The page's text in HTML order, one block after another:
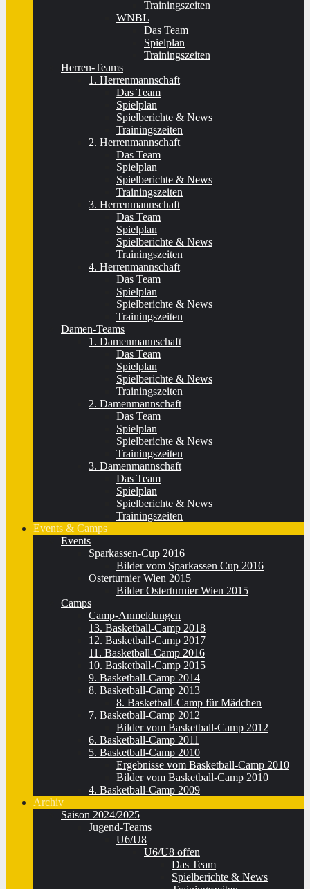
Trainingszeiten
WNBL
Das Team
Spielplan
Trainingszeiten
Herren-Teams
1. Herrenmannschaft
Das Team
Spielplan
Spielberichte & News
Trainingszeiten
2. Herrenmannschaft
Das Team
Spielplan
Spielberichte & News
Trainingszeiten
3. Herrenmannschaft
Das Team
Spielplan
Spielberichte & News
Trainingszeiten
4. Herrenmannschaft
Das Team
Spielplan
Spielberichte & News
Trainingszeiten
Damen-Teams
1. Damenmannschaft
Das Team
Spielplan
Spielberichte & News
Trainingszeiten
2. Damenmannschaft
Das Team
Spielplan
Spielberichte & News
Trainingszeiten
3. Damenmannschaft
Das Team
Spielplan
Spielberichte & News
Trainingszeiten
Events & Camps
Events
Sparkassen-Cup 2016
Bilder vom Sparkassen Cup 2016
Osterturnier Wien 2015
Bilder Osterturnier Wien 2015
Camps
Camp-Anmeldungen
13. Basketball-Camp 2018
12. Basketball-Camp 2017
11. Basketball-Camp 2016
10. Basketball-Camp 2015
9. Basketball-Camp 2014
8. Basketball-Camp 2013
8. Basketball-Camp für Mädchen
7. Basketball-Camp 2012
Bilder vom Basketball-Camp 2012
6. Basketball-Camp 2011
5. Basketball-Camp 2010
Ergebnisse vom Basketball-Camp 2010
Bilder vom Basketball-Camp 2010
4. Basketball-Camp 2009
Archiv
Saison 2024/2025
Jugend-Teams
U6/U8
U6/U8 offen
Das Team
Spielberichte & News